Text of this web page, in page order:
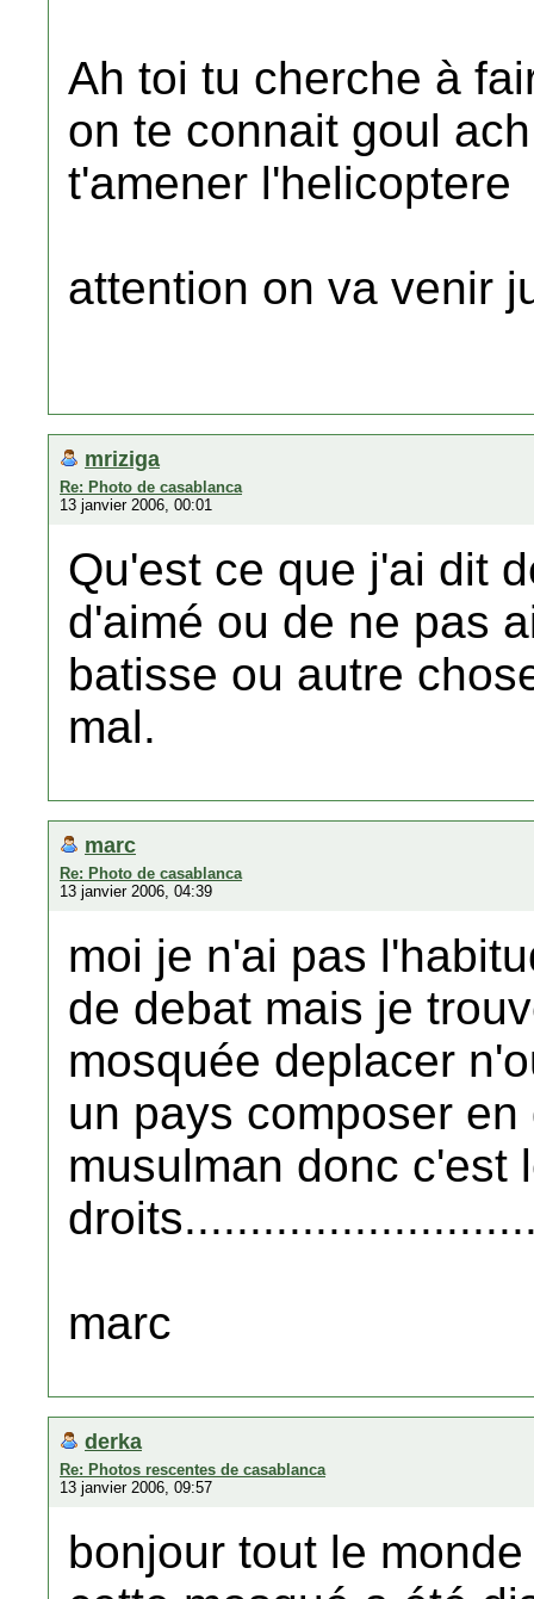
Ah toi tu cherche à
on te connait goul
t'amener l'helicoptere
attention on va venir
mriziga
Re: Photo de casablanca
13 janvier 2006, 00:01
Qu'est ce que j'ai dit
d'aimé ou de ne pas
batisse ou autre
mal.
marc
Re: Photo de casablanca
13 janvier 2006, 04:39
moi je n'ai pas
de debat mais je
mosquée deplacer
un pays composer
musulman donc c'est
marc
derka
Re: Photos rescentes de casablanca
13 janvier 2006, 09:57
bonjour tout le monde